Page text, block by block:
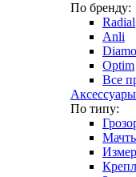
По бренду:
Radial
Anli
Optim
Все
По типу: